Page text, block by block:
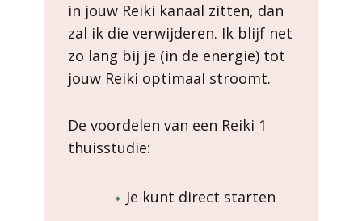
in jouw Reiki kanaal zitten, dan
zal ik die verwijderen. Ik blijf net
zo lang bij je (in de energie) tot
jouw Reiki optimaal stroomt.
De voordelen van een Reiki 1
thuisstudie:
Je kunt direct starten